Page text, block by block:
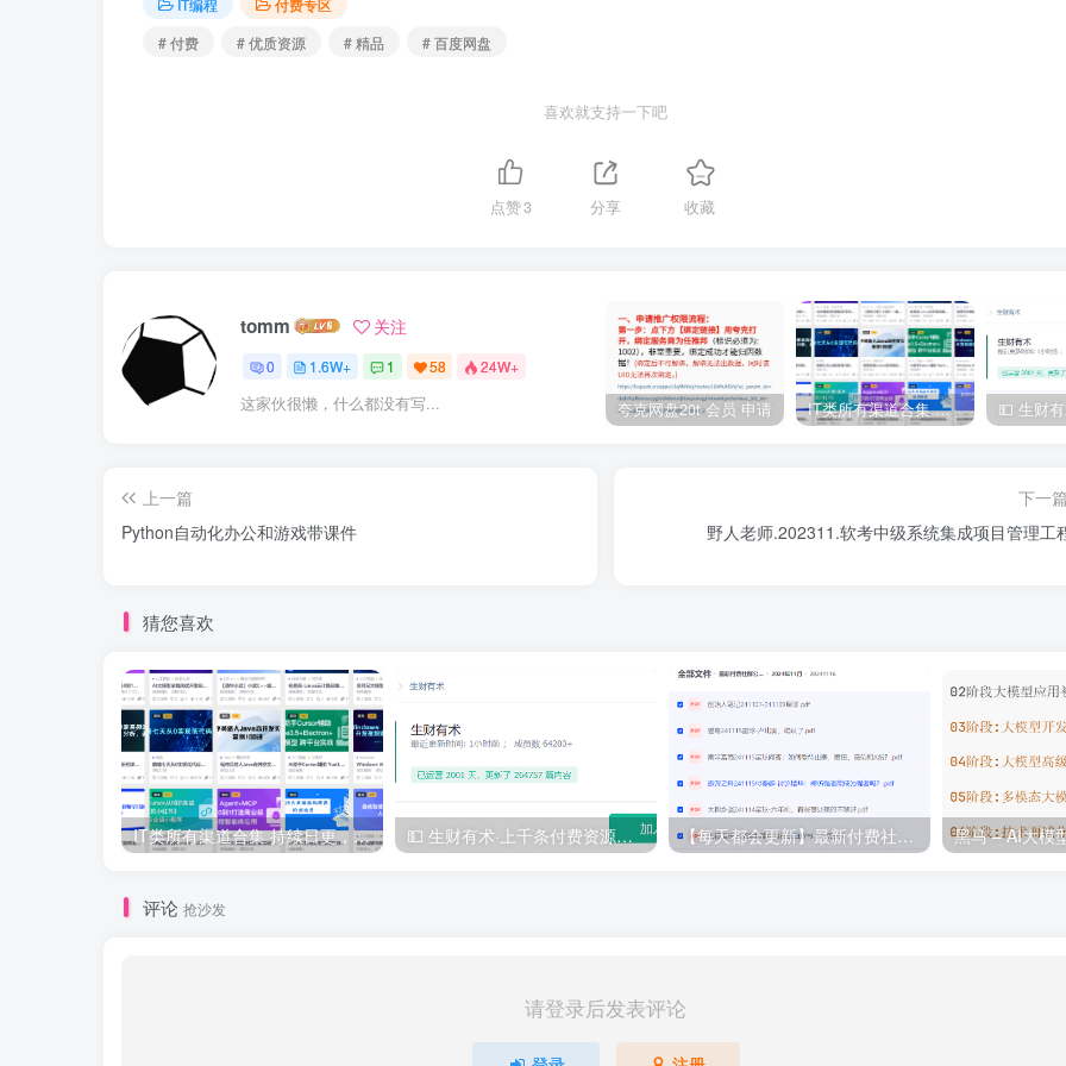
# 付费
# 优质资源 # 精品 # 百度网盘
喜欢就支持一下吧
点赞3 分享 收藏
tomm 关注
0 1.6W+ 1 58 24W+
这家伙很懒，什么都没有写... 夸克网盘20t 会员 申请 IT类所有渠道合集 持续日更，目前近四千多条资源 年费用户微信私信获取权限
上一篇
Python自动化办公和游戏带课件
下一篇
野人老师.202311.软考中级系统集成项目管理工
猜您喜欢
IT类所有渠道合集 持续日更，目前近四千多条资源 年费用户微信私信获取权限 💵 生财有术·上千条付费资源合集（最新） 【每天都会更新】最新付费社群公众号文章 黑马 – AI大模
评论 抢沙发
请登录后发表评论